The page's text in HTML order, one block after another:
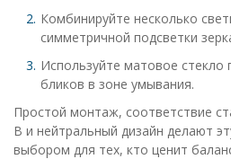
Комбинируйте несколько
симметричной подсветки
Используйте матовое стекло
бликов в зоне умывания.
Простой монтаж, соответствие
В и нейтральный дизайн делают
выбором для тех, кто ценит